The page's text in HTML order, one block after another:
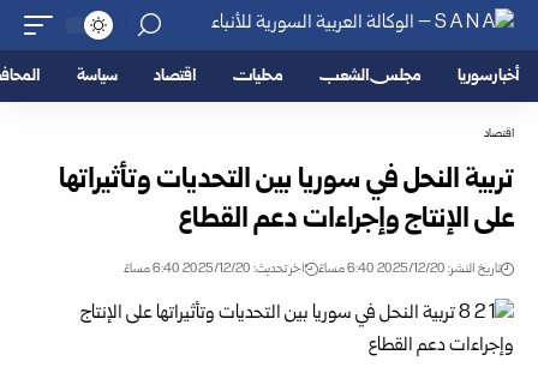
أخبار سوريا مجلس الشعب محليات اقتصاد سياسة
اقتصاد
تربية النحل في سوريا بين التحديات وتأثيراتها
على الإنتاج وإجراءات دعم القطاع
تاريخ النشر: 2025/12/20 6:40 مساءً اخر تحديث: 2025/12/20 6:40 مساءً